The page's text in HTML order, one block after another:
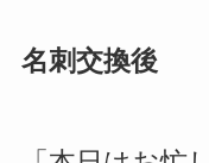
名刺交換後